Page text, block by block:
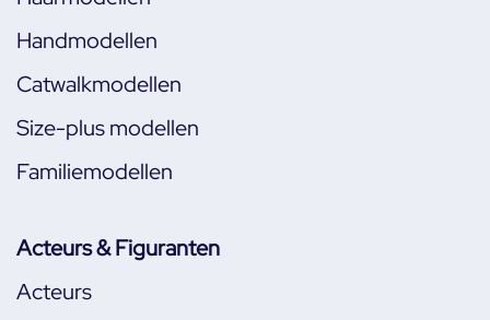
Handmodellen
Catwalkmodellen
Size-plus modellen
Familiemodellen
Acteurs & Figuranten
Acteurs